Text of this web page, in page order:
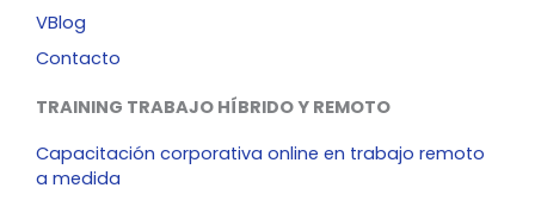
VBlog
Contacto
TRAINING TRABAJO HÍBRIDO Y REMOTO
Capacitación corporativa online en trabajo remoto
a medida